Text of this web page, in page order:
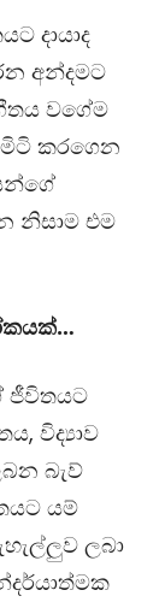
දායාද
අන්දමට
වගේම
කරගෙන
නිසාම එම
ජීවිතයට
විද්‍යාව
බැව්
යම්
ලබා